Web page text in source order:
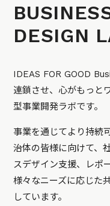
DESIGN
IDEAS FOR GOOD
連鎖させ、心がもっと
型事業開発ラボです。
事業を通じてより持続
治体の皆様に向けて、
スデザイン支援、レポ
様々なニーズに応じた
しています。